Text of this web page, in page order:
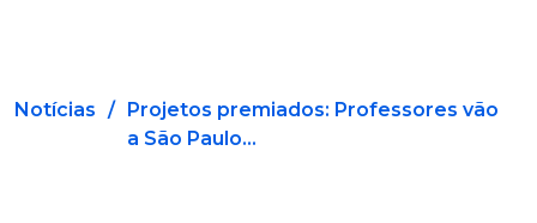
Notícias / Projetos premiados: Professores vão
a São Paulo...